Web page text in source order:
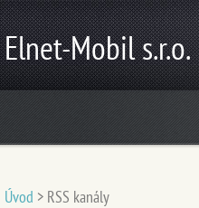
Elnet-Mobil s.r.o.
Úvod > RSS kanály